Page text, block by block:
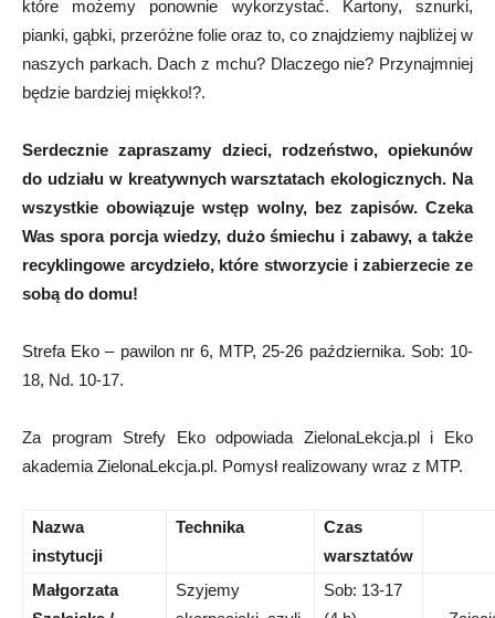
które możemy ponownie wykorzystać. Kartony, sznurki,
pianki, gąbki, przeróżne folie oraz to, co znajdziemy najbliżej w
naszych parkach. Dach z mchu? Dlaczego nie? Przynajmniej
będzie bardziej miękko!?.
Serdecznie zapraszamy dzieci, rodzeństwo, opiekunów
do udziału w kreatywnych warsztatach ekologicznych. Na
wszystkie obowiązuje wstęp wolny, bez zapisów. Czeka
Was spora porcja wiedzy, dużo śmiechu i zabawy, a także
recyklingowe arcydzieło, które stworzycie i zabierzecie ze
sobą do domu!
Strefa Eko – pawilon nr 6, MTP, 25-26 października. Sob: 10-
18, Nd. 10-17.
Za program Strefy Eko odpowiada ZielonaLekcja.pl i Eko
akademia ZielonaLekcja.pl. Pomysł realizowany wraz z MTP.
Nazwa
instytucji
Technika
Czas
warsztatów
Małgorzata
Szyjemy
Sob: 13-17